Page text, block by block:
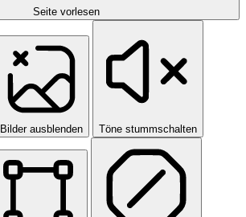
Seite vorlesen
Bilder ausblenden Töne stummschalten